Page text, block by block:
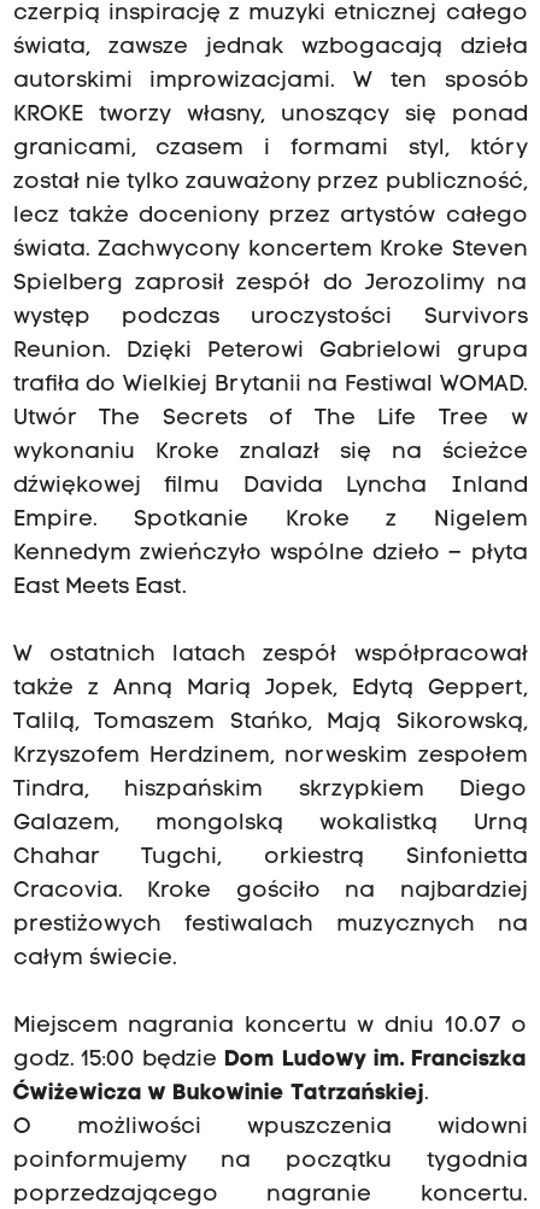
czerpią inspirację z muzyki etnicznej całego
świata, zawsze jednak wzbogacają dzieła
autorskimi improwizacjami. W ten sposób
KROKE tworzy własny, unoszący się ponad
granicami, czasem i formami styl, który
został nie tylko zauważony przez publiczność,
lecz także doceniony przez artystów całego
świata. Zachwycony koncertem Kroke Steven
Spielberg zaprosił zespół do Jerozolimy na
występ podczas uroczystości Survivors
Reunion. Dzięki Peterowi Gabrielowi grupa
trafiła do Wielkiej Brytanii na Festiwal WOMAD.
Utwór The Secrets of The Life Tree w
wykonaniu Kroke znalazł się na ścieżce
dźwiękowej filmu Davida Lyncha Inland
Empire. Spotkanie Kroke z Nigelem
Kennedym zwieńczyło wspólne dzieło – płyta
East Meets East.
W ostatnich latach zespół współpracował
także z Anną Marią Jopek, Edytą Geppert,
Talilą, Tomaszem Stańko, Mają Sikorowską,
Krzyszofem Herdzinem, norweskim zespołem
Tindra, hiszpańskim skrzypkiem Diego
Galazem, mongolską wokalistką Urną
Chahar Tugchi, orkiestrą Sinfonietta
Cracovia. Kroke gościło na najbardziej
prestiżowych festiwalach muzycznych na
całym świecie.
Miejscem nagrania koncertu w dniu 10.07 o
godz. 15:00 będzie Dom Ludowy im. Franciszka
Ćwiżewicza w Bukowinie Tatrzańskiej.
O możliwości wpuszczenia widowni
poinformujemy na początku tygodnia
poprzedzającego nagranie koncertu.